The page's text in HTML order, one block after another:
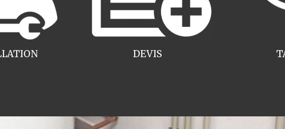
DEVIS